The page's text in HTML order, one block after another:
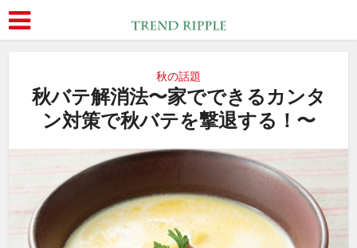
秋の話題
秋バテ解消法〜家でできるカンタ
ン対策で秋バテを撃退する！〜